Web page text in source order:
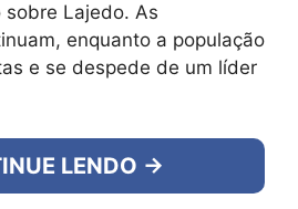
Lajedo. As
enquanto a população
e se despede de um líder
LENDO →